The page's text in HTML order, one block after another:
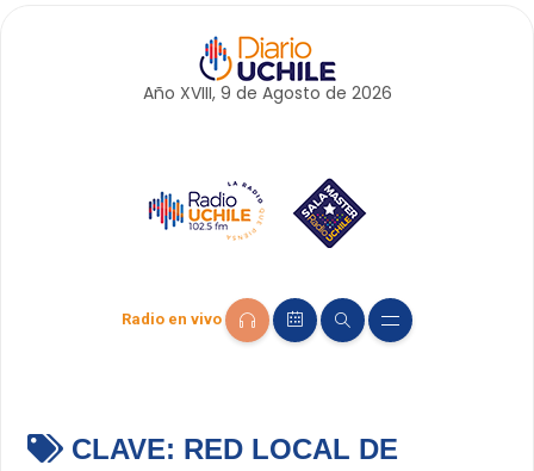
Año XVIII, 9 de Agosto de 2026
Radio en vivo
CLAVE: RED LOCAL DE